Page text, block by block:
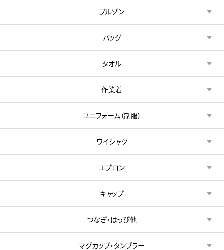
ブルゾン
バッグ
タオル
作業着
ユニフォーム（制服）
ワイシャツ
エプロン
キャップ
つなぎ・はっぴ他
マグカップ・タンブラー